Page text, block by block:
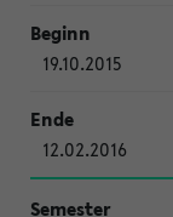
19.10.2015
12.02.2016